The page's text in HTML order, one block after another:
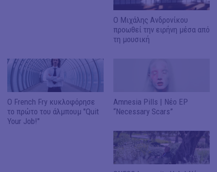
Ο Μιχάλης Ανδρονίκου
προωθεί την ειρήνη μέσα από
τη μουσική
Ο French Fry κυκλοφόρησε
το πρώτο του άλμπουμ "Quit
Your Job!"
Amnesia Pills | Νέο EP
“Necessary Scars”